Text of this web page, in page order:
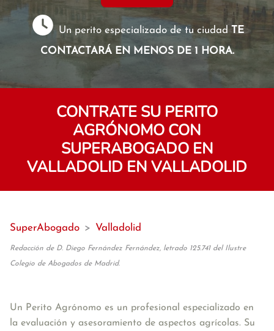
Un perito especializado de tu ciudad TE
CONTACTARÁ EN MENOS DE 1 HORA.
CONTRATE SU PERITO
AGRÓNOMO CON
SUPERABOGADO EN
VALLADOLID EN VALLADOLID
SuperAbogado > Valladolid
Redacción de D. Diego Fernández Fernández, letrado 125.741 del Ilustre
Colegio de Abogados de Madrid.
Un Perito Agrónomo es un profesional especializado en
la evaluación y asesoramiento de aspectos agrícolas. Su